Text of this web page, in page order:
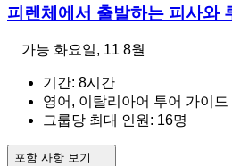
피렌체에서 출발하는 피사와
가능 화요일, 11 8월
기간: 8시간
영어, 이탈리아어 투어 가이드
그룹당 최대 인원: 16명
포함 사항 보기